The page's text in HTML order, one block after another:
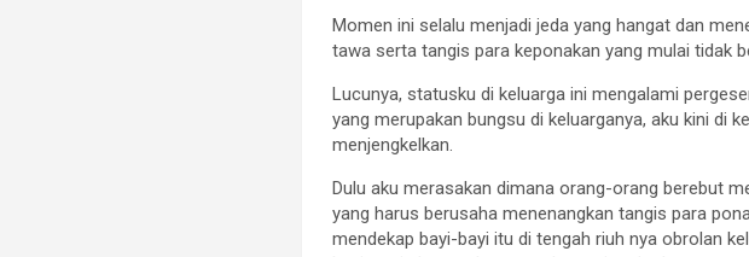
Momen ini selalu menjadi jeda yang hangat dan
tawa serta tangis para keponakan yang mulai tidak
Lucunya, statusku di keluarga ini mengalami
yang merupakan bungsu di keluarganya, aku kini di
menjengkelkan.
Dulu aku merasakan dimana orang-orang berebut
yang harus berusaha menenangkan tangis para
mendekap bayi-bayi itu di tengah riuh nya obrolan